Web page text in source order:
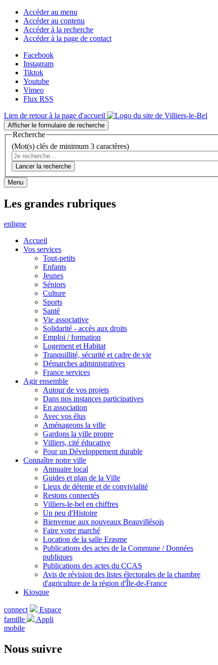
Accéder au menu
Accéder au contenu
Accéder à la recherche
Accéder à la page de contact
Facebook
Instagram
Tiktok
Youtube
Vimeo
Flux RSS
Lien de retour à la page d'accueil
Afficher le formulaire de recherche
Recherche
(Mot(s) clés de minimum 3 caractères)
Lancer la recherche
Menu
Les grandes rubriques
enligne
Accueil
Vos services
Tout-petits
Enfants
Jeunes
Séniors
Culture
Sports
Santé
Vie associative
Solidarité - accès aux droits
Emploi / formation
Logement et Habitat
Tranquillité, sécurité et cadre de vie
Démarches administratives
France services
Agir ensemble
Autour de vos projets
Dans nos instances participatives
En association
Avec vos élus
Aménageons la ville
Gardons la ville propre
Villiers, cité éducative
Pour un Développement durable
Connaître notre ville
Annuaire local
Guides et plan de la Ville
Lieux de détente et de convivialité
Restons connectés
Villiers-le-bel en chiffres
Un peu d'Histoire
Bienvenue aux nouveaux Beauvillésois
Faire votre marché
Location de la salle Erasme
Publications des actes de la Commune / Données
publiques
Publications des actes du CCAS
Avis de révision des listes électorales de la chambre
d'agriculture de la région d'Île-de-France
Kiosque
connect
Espace
famille
Appli
mobile
Nous suivre